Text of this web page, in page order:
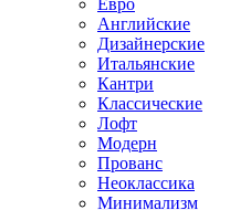
Евро
Английские
Дизайнерские
Итальянские
Кантри
Классические
Лофт
Модерн
Прованс
Неоклассика
Минимализм